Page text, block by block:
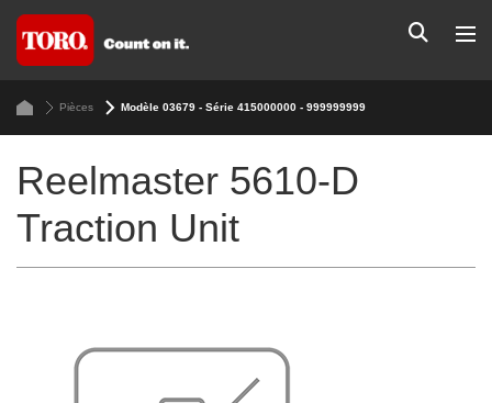
Pièces Modèle 03679 - Série 415000000 - 999999999
Reelmaster 5610-D
Traction Unit